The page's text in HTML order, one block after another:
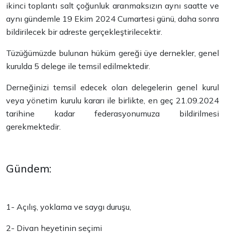
ikinci toplantı salt çoğunluk aranmaksızın aynı saatte ve
aynı gündemle 19 Ekim 2024 Cumartesi günü, daha sonra
bildirilecek bir adreste gerçekleştirilecektir.
Tüzüğümüzde bulunan hüküm gereği üye dernekler, genel
kurulda 5 delege ile temsil edilmektedir.
Derneğinizi temsil edecek olan delegelerin genel kurul
veya yönetim kurulu kararı ile birlikte, en geç 21.09.2024
tarihine kadar federasyonumuza bildirilmesi
gerekmektedir.
Gündem:
1- Açılış, yoklama ve saygı duruşu,
2- Divan heyetinin seçimi